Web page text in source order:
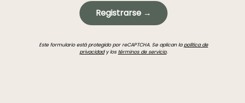
Registrarse →
Este formulario está protegido por reCAPTCHA. Se aplican lapolítica de
privacidady los términos de servicio.